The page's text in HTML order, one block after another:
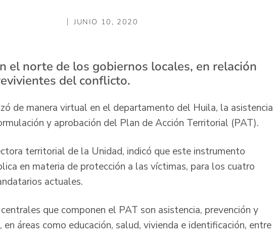
JUNIO 10, 2020
el norte de los gobiernos locales, en relación
del conflicto.
de manera virtual en el departamento del Huila, la asistencia
y aprobación del Plan de Acción Territorial (PAT).
territorial de la Unidad, indicó que este instrumento
en materia de protección a las víctimas, para los cuatro
actuales.
que componen el PAT son asistencia, prevención y
áreas como educación, salud, vivienda e identificación, entre